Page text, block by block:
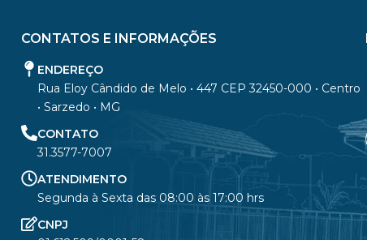
CONTATOS E INFORMAÇÕES
ENDEREÇO
Rua Eloy Cândido de Melo • 447 CEP 32450-000 • Centro
• Sarzedo • MG
CONTATO
31.3577-7007
ATENDIMENTO
Segunda à Sexta das 08:00 às 17:00 hrs
CNPJ